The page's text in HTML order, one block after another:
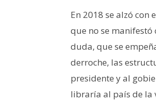
En 2018 se alzó
que no se
duda, que se
derroche, las
presidente y al
libraría al país de la